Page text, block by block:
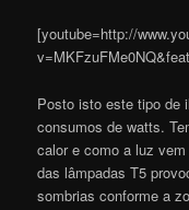
[youtube=http://
Posto isto este tipo de
consumos de watts.
calor e como a luz
das lâmpadas T5
sombrias conforme a